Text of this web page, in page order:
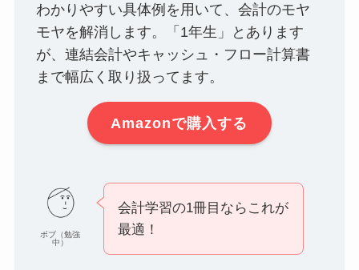
わかりやすい具体例を用いて、会計のモヤ
モヤを解消します。「1年生」とあります
が、連結会計やキャッシュ・フロー計算書
まで幅広く取り扱ってます。
Amazonで購入する
ボブ（勉強
中）
会計学習の1冊目ならこれが
最適！